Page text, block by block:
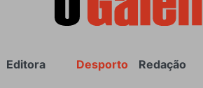
Rodapé Redação
Desporto
Editora